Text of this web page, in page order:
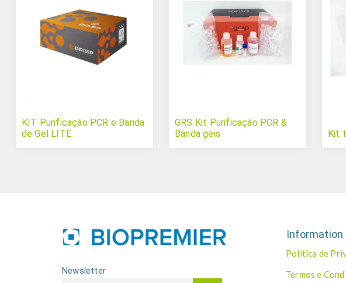
KIT Purificação PCR e Banda
de Gel LITE
GRS Kit Purificação PCR &
Banda geis
Kit
Newsletter
Information
Política de
Termos e